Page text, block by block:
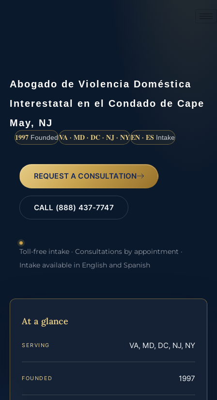
Abogado de Violencia Doméstica
Interestatal en el Condado de Cape
May, NJ
1997 FoundedVA · MD · DC · NJ · NYEN · ES Intake
REQUEST A CONSULTATION
CALL (888) 437-7747
Toll-free intake · Consultations by appointment ·
Intake available in English and Spanish
At a glance
SERVING VA, MD, DC, NJ, NY
FOUNDED 1997